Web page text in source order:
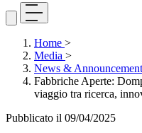
Home >
Media >
News &
Fabbriche Aperte:
viaggio tra ricerca,
Pubblicato il 09/04/2025